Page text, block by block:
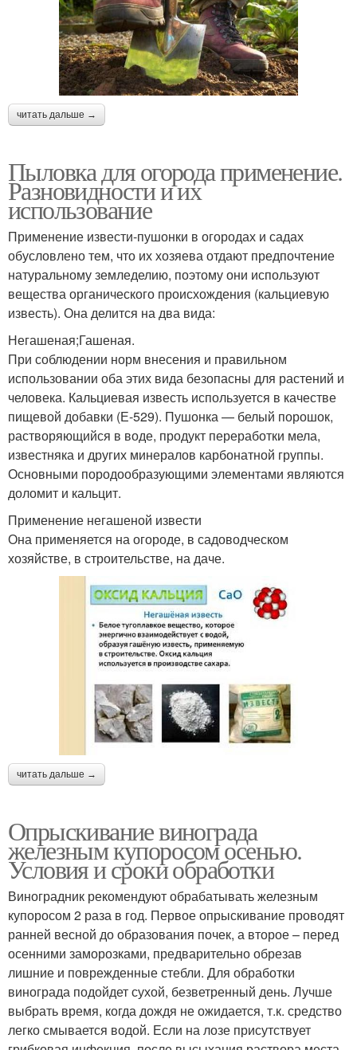
читать дальше →
Пыловка для огорода применение.
Разновидности и их
использование
Применение извести-пушонки в огородах и садах
обусловлено тем, что их хозяева отдают предпочтение
натуральному земледелию, поэтому они используют
вещества органического происхождения (кальциевую
известь). Она делится на два вида:
Негашеная;Гашеная.
При соблюдении норм внесения и правильном
использовании оба этих вида безопасны для растений и
человека. Кальциевая известь используется в качестве
пищевой добавки (Е-529). Пушонка — белый порошок,
растворяющийся в воде, продукт переработки мела,
известняка и других минералов карбонатной группы.
Основными породообразующими элементами являются
доломит и кальцит.
Применение негашеной извести
Она применяется на огороде, в садоводческом
хозяйстве, в строительстве, на даче.
читать дальше →
Опрыскивание винограда
железным купоросом осенью.
Условия и сроки обработки
Виноградник рекомендуют обрабатывать железным
купоросом 2 раза в год. Первое опрыскивание проводят
ранней весной до образования почек, а второе – перед
осенними заморозками, предварительно обрезав
лишние и поврежденные стебли. Для обработки
винограда подойдет сухой, безветренный день. Лучше
выбрать время, когда дождя не ожидается, т.к. средство
легко смывается водой. Если на лозе присутствует